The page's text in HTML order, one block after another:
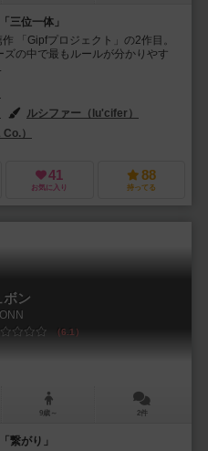
三位一体」
「Gipfプロジェクト」の2作目。
の中で最もルールが分かりやす
ルシファー（lu'cifer）
）
41
お気に入り
88
持ってる
ボン
6.1
9歳～ 2件
繋がり」